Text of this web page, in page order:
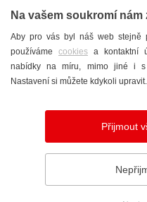
591 01
+420
Vytvořil
Na vašem soukromí nám
Aby pro vás byl náš web stejně
používáme cookies a kontaktní
nabídky na míru, mimo jiné i s
Nastavení si můžete kdykoli upravit.
Přijmout